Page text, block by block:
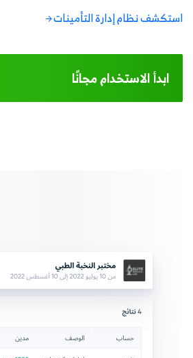
استكشف نظام إدارة التأمينات
ابدأ الاستخدام مجانًا